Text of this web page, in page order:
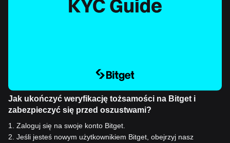
Jak ukończyć weryfikację tożsamości na Bitget i
zabezpieczyć się przed oszustwami?
1
Zaloguj się na swoje konto Bitget.
2 Jeśli jesteś nowym użytkownikiem Bitget, obejrzyj nasz